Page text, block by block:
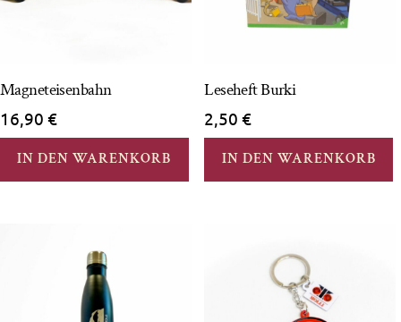
Magneteisenbahn
16,90 €
IN DEN WARENKORB
Leseheft Burki
2,50€
IN DEN WARENKORB